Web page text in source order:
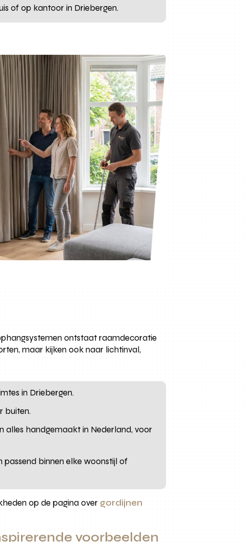
of op kantoor in Driebergen.
ontstaat raamdecoratie
maar kijken ook naar lichtinval,
in Driebergen.
buiten.
alles handgemaakt in Nederland, voor
binnen elke woonstijl of
op de pagina over gordijnen
voorbeelden